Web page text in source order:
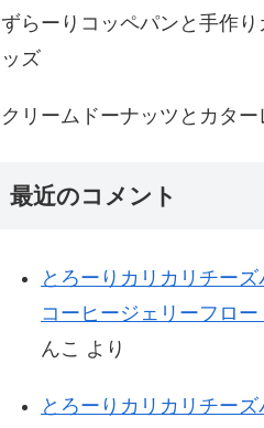
ずらーりコッペパンと手作
ッズ
クリームドーナッツとカター
最近のコメント
とろーりカリカリチー
コーヒージェリーフロー
んこ より
とろーりカリカリチー